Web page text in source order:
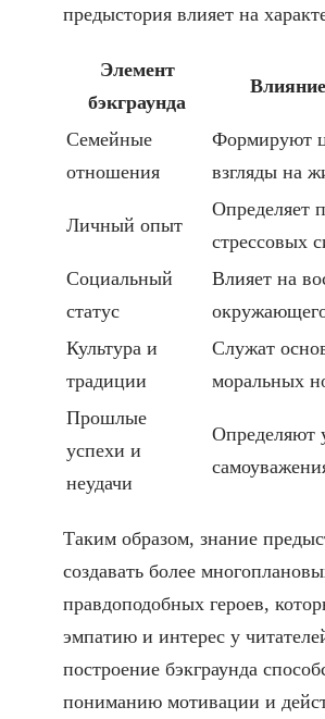
предыстория влияет на
Элемент
бэкграунда
Семейные
отношения
Формируют
взгляды на
Личный опыт
Определяет
стрессовых
Социальный
статус
Влияет на
Культура и
традиции
Служат
моральных
Прошлые
успехи и
неудачи
Определяют
Таким образом, знание
создавать более
правдоподобных героев,
эмпатию и интерес у
построение бэкграунда
пониманию мотивации и